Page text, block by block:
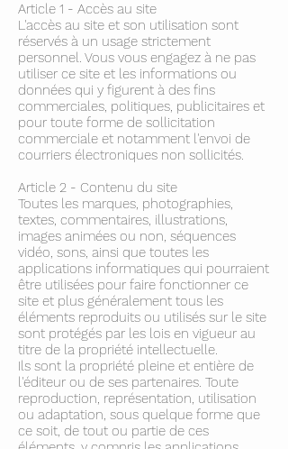
Article 1 - Accès au site
L'accès au site et son utilisation sont
réservés à un usage strictement
personnel. Vous vous engagez à ne pas
utiliser ce site et les informations ou
données qui y figurent à des fins
commerciales, politiques, publicitaires et
pour toute forme de sollicitation
commerciale et notamment l'envoi de
courriers électroniques non sollicités.
Article 2 - Contenu du site
Toutes les marques, photographies,
textes, commentaires, illustrations,
images animées ou non, séquences
vidéo, sons, ainsi que toutes les
applications informatiques qui pourraient
être utilisées pour faire fonctionner ce
site et plus généralement tous les
éléments reproduits ou utilisés sur le site
sont protégés par les lois en vigueur au
titre de la propriété intellectuelle.
Ils sont la propriété pleine et entière de
l'éditeur ou de ses partenaires. Toute
reproduction, représentation, utilisation
ou adaptation, sous quelque forme que
ce soit, de tout ou partie de ces